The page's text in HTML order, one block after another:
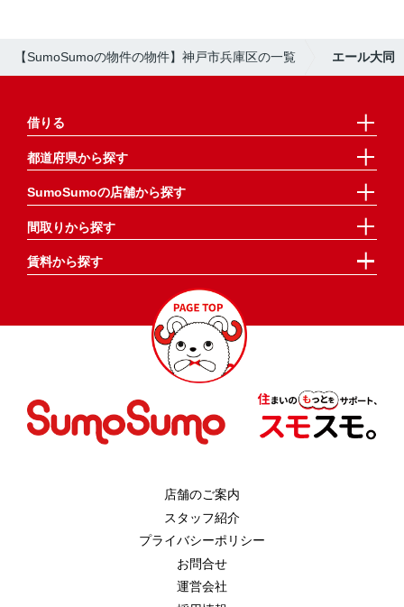
【SumoSumoの物件の物件】神戸市兵庫区の一覧 エール大同
借りる
都道府県から探す
SumoSumoの店舗から探す
間取りから探す
賃料から探す
店舗のご案内
スタッフ紹介
プライバシーポリシー
お問合せ
運営会社